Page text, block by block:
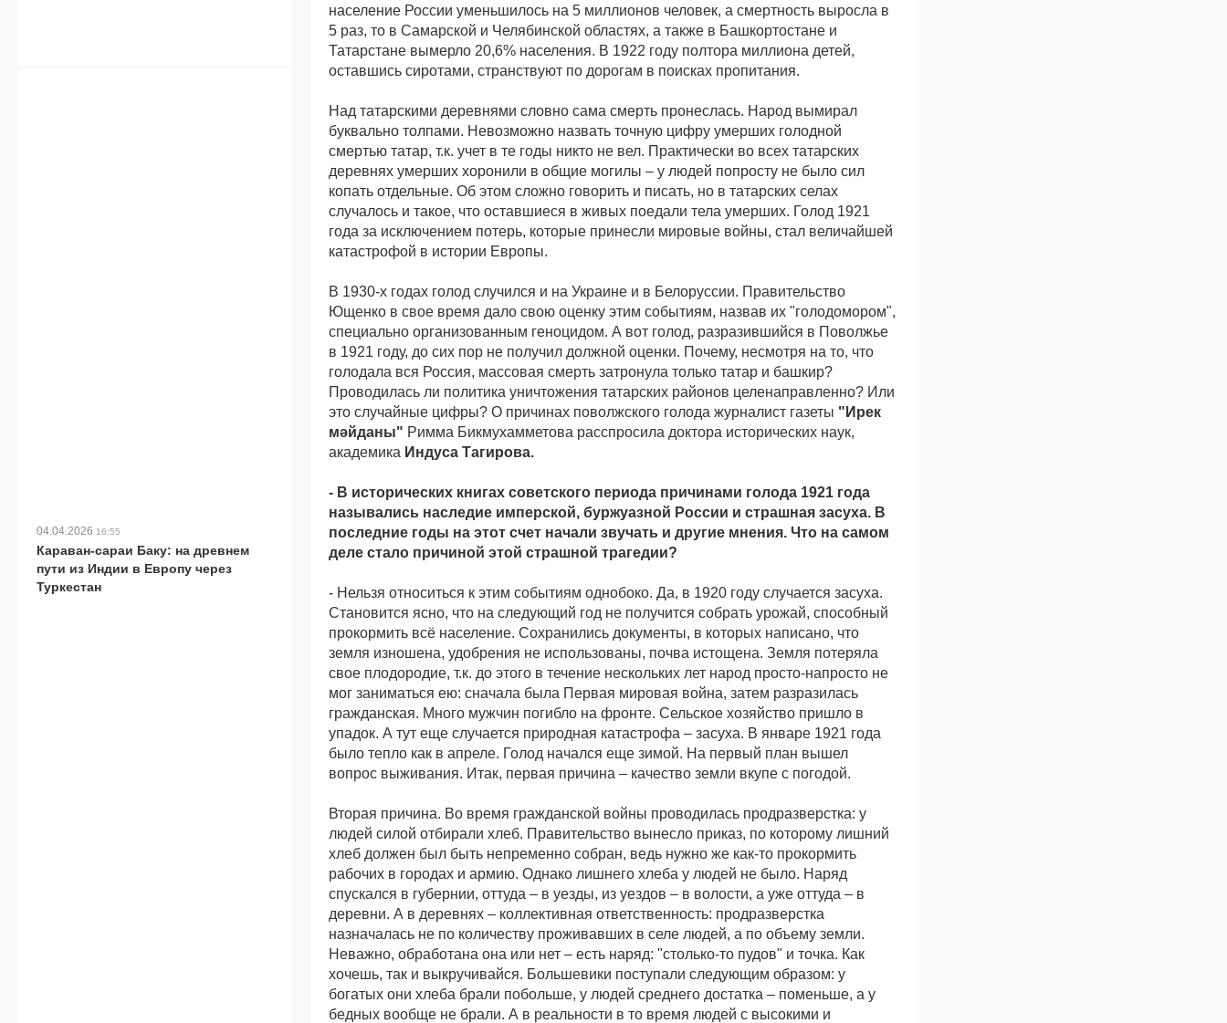
население России уменьшилось на 5 миллионов человек, а смертность выросла в
5 раз, то в Самарской и Челябинской областях, а также в Башкортостане и
Татарстане вымерло 20,6% населения. В 1922 году полтора миллиона детей,
оставшись сиротами, странствуют по дорогам в поисках пропитания.
Над татарскими деревнями словно сама смерть пронеслась. Народ вымирал
буквально толпами. Невозможно назвать точную цифру умерших голодной
смертью татар, т.к. учет в те годы никто не вел. Практически во всех татарских
деревнях умерших хоронили в общие могилы – у людей попросту не было сил
копать отдельные. Об этом сложно говорить и писать, но в татарских селах
случалось и такое, что оставшиеся в живых поедали тела умерших. Голод 1921
года за исключением потерь, которые принесли мировые войны, стал величайшей
катастрофой в истории Европы.
В 1930-х годах голод случился и на Украине и в Белоруссии. Правительство
Ющенко в свое время дало свою оценку этим событиям, назвав их "голодомором",
специально организованным геноцидом. А вот голод, разразившийся в Поволжье
в 1921 году, до сих пор не получил должной оценки. Почему, несмотря на то, что
голодала вся Россия, массовая смерть затронула только татар и башкир?
Проводилась ли политика уничтожения татарских районов целенаправленно? Или
это случайные цифры? О причинах поволжского голода журналист газеты "Ирек
мәйданы" Римма Бикмухамметова расспросила доктора исторических наук,
академика Индуса Тагирова.
- В исторических книгах советского периода причинами голода 1921 года
назывались наследие имперской, буржуазной России и страшная засуха. В
последние годы на этот счет начали звучать и другие мнения. Что на самом
деле стало причиной этой страшной трагедии?
- Нельзя относиться к этим событиям однобоко. Да, в 1920 году случается засуха.
Становится ясно, что на следующий год не получится собрать урожай, способный
прокормить всё население. Сохранились документы, в которых написано, что
земля изношена, удобрения не использованы, почва истощена. Земля потеряла
свое плодородие, т.к. до этого в течение нескольких лет народ просто-напросто не
мог заниматься ею: сначала была Первая мировая война, затем разразилась
гражданская. Много мужчин погибло на фронте. Сельское хозяйство пришло в
упадок. А тут еще случается природная катастрофа – засуха. В январе 1921 года
было тепло как в апреле. Голод начался еще зимой. На первый план вышел
вопрос выживания. Итак, первая причина – качество земли вкупе с погодой.
Вторая причина. Во время гражданской войны проводилась продразверстка: у
людей силой отбирали хлеб. Правительство вынесло приказ, по которому лишний
хлеб должен был быть непременно собран, ведь нужно же как-то прокормить
рабочих в городах и армию. Однако лишнего хлеба у людей не было. Наряд
спускался в губернии, оттуда – в уезды, из уездов – в волости, а уже оттуда – в
деревни. А в деревнях – коллективная ответственность: продразверстка
назначалась не по количеству проживавших в селе людей, а по объему земли.
Неважно, обработана она или нет – есть наряд: "столько-то пудов" и точка. Как
хочешь, так и выкручивайся. Большевики поступали следующим образом: у
богатых они хлеба брали побольше, у людей среднего достатка – поменьше, а у
бедных вообще не брали. А в реальности в то время людей с высокими и
04.04.2026 16:55
Караван-сараи Баку: на древнем
пути из Индии в Европу через
Туркестан